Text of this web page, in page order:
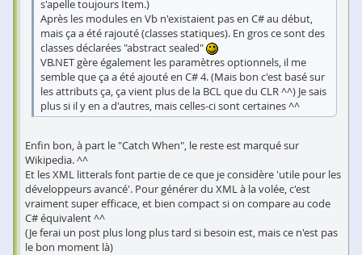
s'apelle toujours Item.)
Après les modules en Vb n'existaient pas en C# au début,
mais ça a été rajouté (classes statiques). En gros ce sont des
classes déclarées "abstract sealed"
VB.NET gère également les paramètres optionnels, il me
semble que ça a été ajouté en C# 4. (Mais bon c'est basé sur
les attributs ça, ça vient plus de la BCL que du CLR ^^) Je sais
plus si il y en a d'autres, mais celles-ci sont certaines ^^
Enfin bon, à part le "Catch When", le reste est marqué sur
Wikipedia. ^^
Et les XML litterals font partie de ce que je considère 'utile pour les
développeurs avancé'. Pour générer du XML à la volée, c'est
vraiment super efficace, et bien compact si on compare au code
C# équivalent ^^
(Je ferai un post plus long plus tard si besoin est, mais ce n'est pas
le bon moment là)